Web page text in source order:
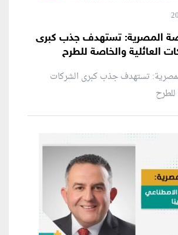
المصرية: تستهدف جذب كبرى
العائلية والخاصة للطرح
تستهدف جذب كبرى الشركات